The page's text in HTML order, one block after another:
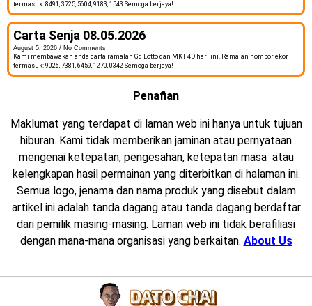
termasuk: 8491, 3725, 5604, 9183, 1543 Semoga berjaya!
Carta Senja 08.05.2026
August 5, 2026
No Comments
Kami membawakan anda carta ramalan Gd Lotto dan MKT 4D hari ini. Ramalan nombor ekor
termasuk: 9026, 7381, 6459, 1270, 0342 Semoga berjaya!
Penafian
Maklumat yang terdapat di laman web ini hanya untuk tujuan
hiburan. Kami tidak memberikan jaminan atau pernyataan
mengenai ketepatan, pengesahan, ketepatan masa atau
kelengkapan hasil permainan yang diterbitkan di halaman ini.
Semua logo, jenama dan nama produk yang disebut dalam
artikel ini adalah tanda dagang atau tanda dagang berdaftar
dari pemilik masing-masing. Laman web ini tidak berafiliasi
dengan mana-mana organisasi yang berkaitan. About Us